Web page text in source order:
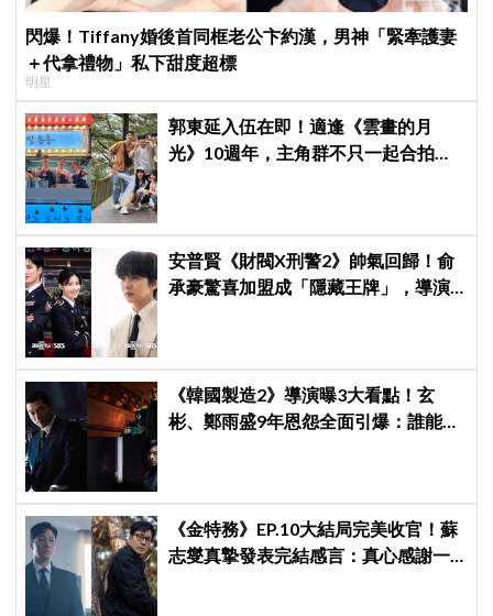
閃爆！Tiffany婚後首同框老公卞約漢，男神「緊牽護妻
＋代拿禮物」私下甜度超標
明星
郭東延入伍在即！適逢《雲畫的月
光》10週年，主角群不只一起合拍畫
安普賢《財閥X刑警2》帥氣回歸！俞
承豪驚喜加盟成「隱藏王牌」，導演
《韓國製造2》導演曝3大看點！玄
彬、鄭雨盛9年恩怨全面引爆：誰能活
《金特務》EP.10大結局完美收官！蘇
志燮真摯發表完結感言：真心感謝一